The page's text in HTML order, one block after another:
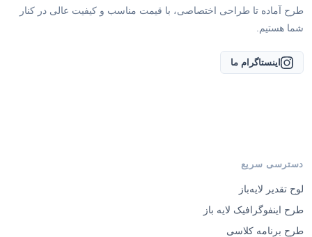
طرح آماده تا طراحی اختصاصی، با قیمت مناسب و کیفیت عالی در کنار
شما هستیم.
اینستاگرام ما
دسترسی سریع
لوح تقدیر لایه‌باز
طرح اینفوگرافیک لایه باز
طرح برنامه کلاسی